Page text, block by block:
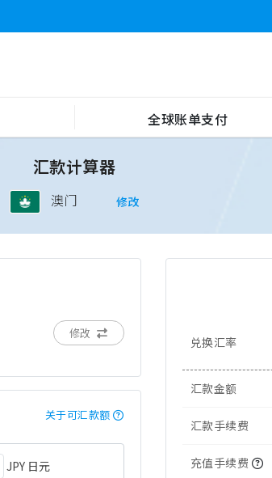
全球账单支付
汇款计算器
澳门 修改
修改
关于可汇款额
JPY 日元
兑换汇率
汇款金额
汇款手续费
充值手续费